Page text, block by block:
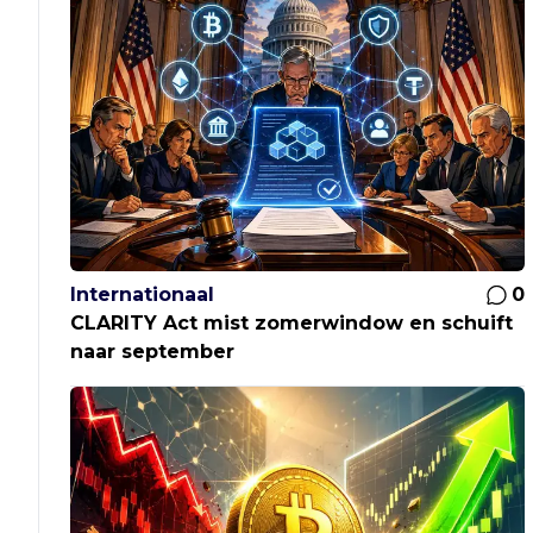
Internationaal
0
CLARITY Act mist zomerwindow en schuift
naar september